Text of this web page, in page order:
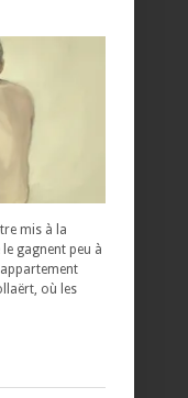
mis à la
gagnent peu à
où les